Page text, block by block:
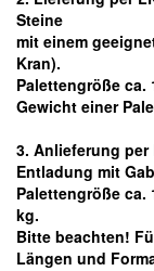
Steine
mit einem
Kran).
Palettengröße ca.
Gewicht einer
3. Anlieferung
Entladung mit
Palettengröße ca.
kg.
Bitte beachten!
Längen und